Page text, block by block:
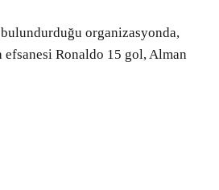
organizasyonda,
Ronaldo 15 gol, Alman